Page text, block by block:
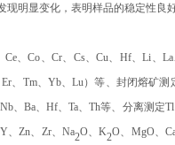
明显变化，表明样品的稳定性良好
、Co、Cr、Cs、Cu、Hf、Li、
Tm、Yb、Lu）等、封闭熔矿测
、Ba、Hf、Ta、Th等、分离测定Tl
、Zn、Zr、Na
2
O、K
2
O、MgO、